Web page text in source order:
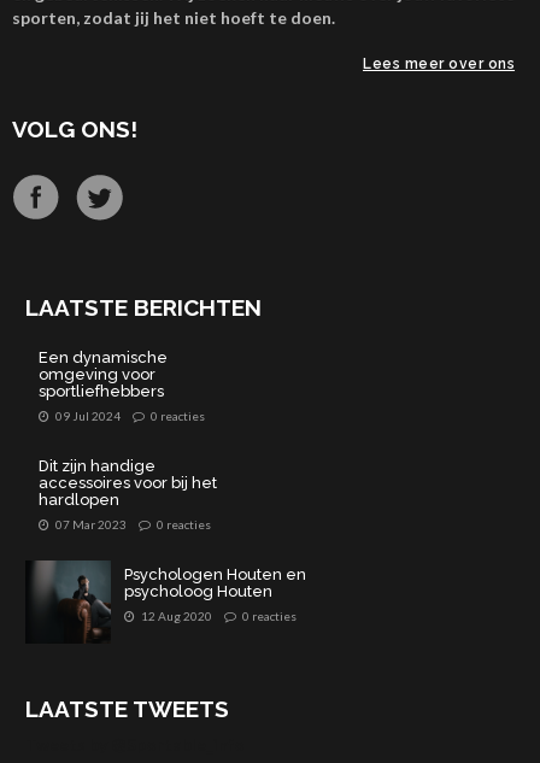
sporten, zodat jij het niet hoeft te doen.
Lees meer over ons
VOLG ONS!
LAATSTE BERICHTEN
Een dynamische
omgeving voor
sportliefhebbers
09 Jul 2024 0 reacties
Dit zijn handige
accessoires voor bij het
hardlopen
07 Mar 2023 0 reacties
Psychologen Houten en
psycholoog Houten
12 Aug 2020 0 reacties
LAATSTE TWEETS